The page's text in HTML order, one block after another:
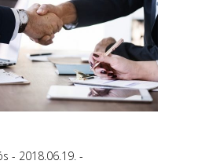
2018.06.19.